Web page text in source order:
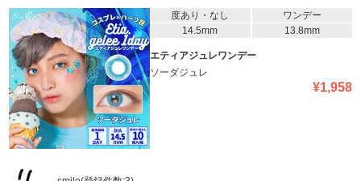
度あり・なし
ワンデー
14.5mm
13.8mm
エティアジュレワンデー
ソーダジュレ
¥1,958